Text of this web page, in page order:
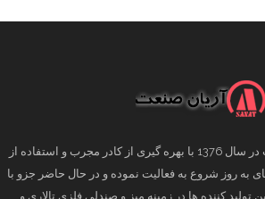
شرکت تولیدی آریان صنعت در سال 1376 با بهره گیری از کادر مجرب و استفاده از
به روز شروع به فعالیت نموده و در حال حاضر جزو با
تولید کننده ها در زمینه میز و صندلی فلزی تالاری و